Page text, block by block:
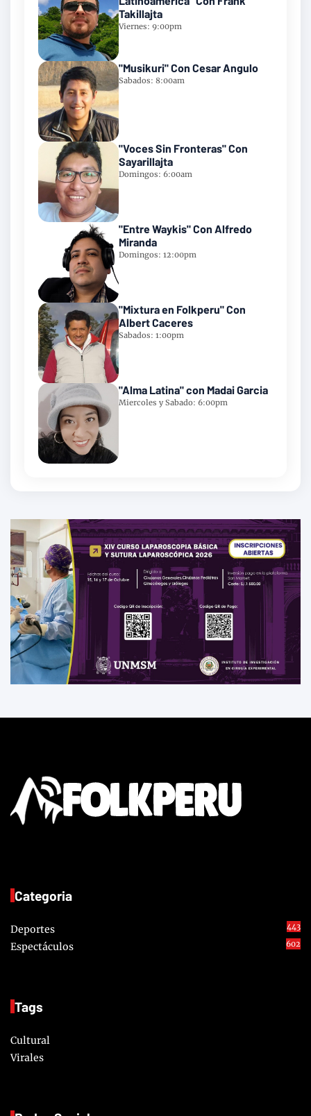
Takillajta
Viernes: 9:00pm
"Musikuri" Con Cesar Angulo
Sabados: 8:00am
"Voces Sin Fronteras" Con
Sayarillajta
Domingos: 6:00am
"Entre Waykis" Con Alfredo
Miranda
Domingos: 12:00pm
"Mixtura en Folkperu" Con
Albert Caceres
Sabados: 1:00pm
"Alma Latina" con Madai Garcia
Miercoles y Sabado: 6:00pm
Categoria
Deportes 443
Espectáculos 602
Tags
Cultural
Virales